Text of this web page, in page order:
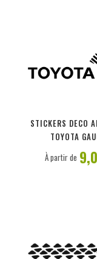
STICKERS DECO
TOYOTA
À partir de